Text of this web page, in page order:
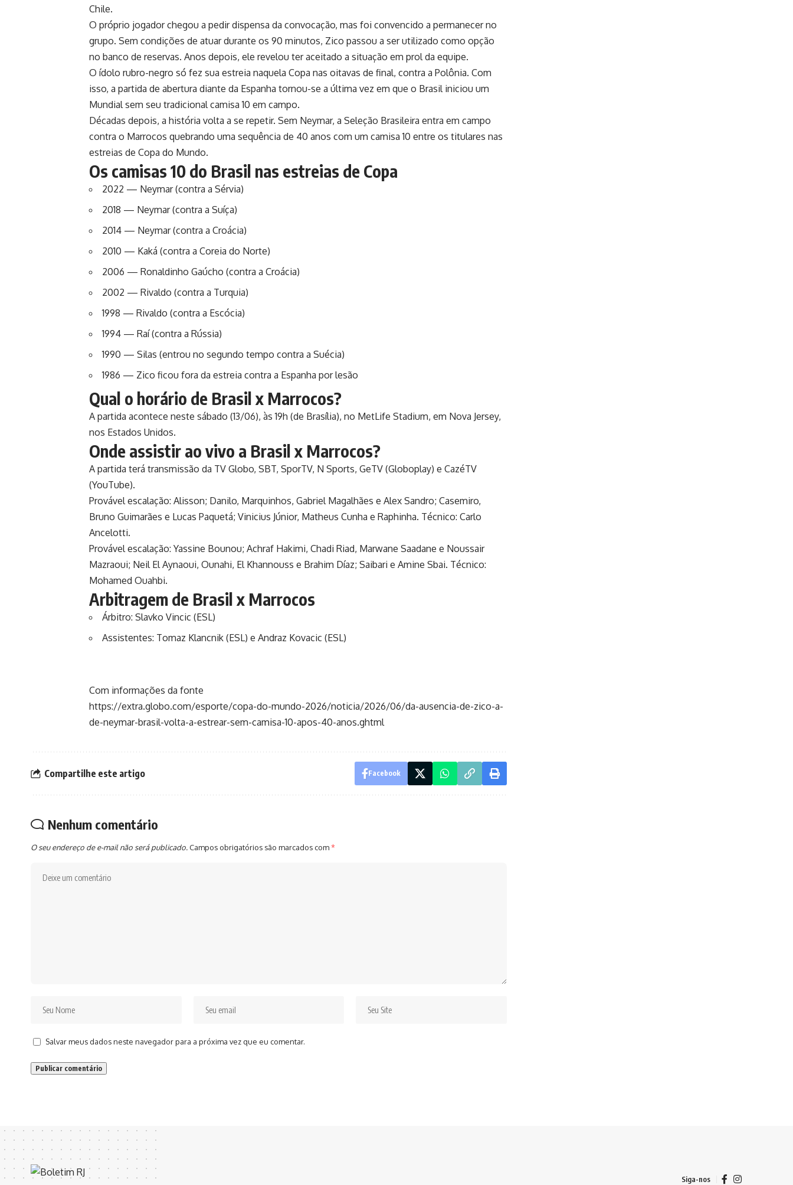
Chile.
O próprio jogador chegou a pedir dispensa da convocação, mas foi convencido a permanecer no
grupo. Sem condições de atuar durante os 90 minutos, Zico passou a ser utilizado como opção
no banco de reservas. Anos depois, ele revelou ter aceitado a situação em prol da equipe.
O ídolo rubro-negro só fez sua estreia naquela Copa nas oitavas de final, contra a Polônia. Com
isso, a partida de abertura diante da Espanha tornou-se a última vez em que o Brasil iniciou um
Mundial sem seu tradicional camisa 10 em campo.
Décadas depois, a história volta a se repetir. Sem Neymar, a Seleção Brasileira entra em campo
contra o Marrocos quebrando uma sequência de 40 anos com um camisa 10 entre os titulares nas
estreias de Copa do Mundo.
Os camisas 10 do Brasil nas estreias de Copa
2022 — Neymar (contra a Sérvia)
2018 — Neymar (contra a Suíça)
2014 — Neymar (contra a Croácia)
2010 — Kaká (contra a Coreia do Norte)
2006 — Ronaldinho Gaúcho (contra a Croácia)
2002 — Rivaldo (contra a Turquia)
1998 — Rivaldo (contra a Escócia)
1994 — Raí (contra a Rússia)
1990 — Silas (entrou no segundo tempo contra a Suécia)
1986 — Zico ficou fora da estreia contra a Espanha por lesão
Qual o horário de Brasil x Marrocos?
A partida acontece neste sábado (13/06), às 19h (de Brasília), no MetLife Stadium, em Nova Jersey,
nos Estados Unidos.
Onde assistir ao vivo a Brasil x Marrocos?
A partida terá transmissão da TV Globo, SBT, SporTV, N Sports, GeTV (Globoplay) e CazéTV
(YouTube).
Provável escalação: Alisson; Danilo, Marquinhos, Gabriel Magalhães e Alex Sandro; Casemiro,
Bruno Guimarães e Lucas Paquetá; Vinicius Júnior, Matheus Cunha e Raphinha. Técnico: Carlo
Ancelotti.
Provável escalação: Yassine Bounou; Achraf Hakimi, Chadi Riad, Marwane Saadane e Noussair
Mazraoui; Neil El Aynaoui, Ounahi, El Khannouss e Brahim Díaz; Saibari e Amine Sbai. Técnico:
Mohamed Ouahbi.
Arbitragem de Brasil x Marrocos
Árbitro: Slavko Vincic (ESL)
Assistentes: Tomaz Klancnik (ESL) e Andraz Kovacic (ESL)
Com informações da fonte
https://extra.globo.com/esporte/copa-do-mundo-2026/noticia/2026/06/da-ausencia-de-zico-a-
de-neymar-brasil-volta-a-estrear-sem-camisa-10-apos-40-anos.ghtml
Compartilhe este artigo Facebook
Nenhum comentário
O seu endereço de e-mail não será publicado. Campos obrigatórios são marcados com*
Salvar meus dados neste navegador para a próxima vez que eu comentar.
Siga-nos